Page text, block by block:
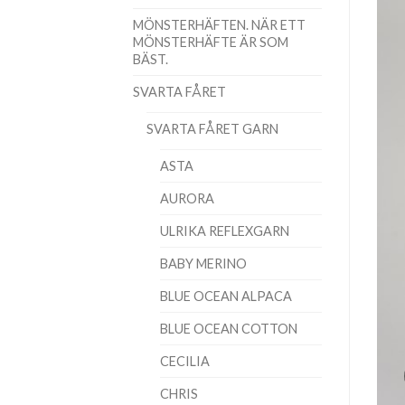
MÖNSTERHÄFTEN. NÄR ETT
MÖNSTERHÄFTE ÄR SOM
BÄST.
SVARTA FÅRET
SVARTA FÅRET GARN
ASTA
AURORA
ULRIKA REFLEXGARN
BABY MERINO
BLUE OCEAN ALPACA
BLUE OCEAN COTTON
CECILIA
CHRIS